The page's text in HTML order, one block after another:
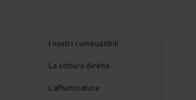
I nostri combustibili
La cottura diretta
L’affumicatura